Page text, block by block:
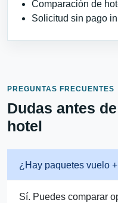
Comparación de
Solicitud sin pago
PREGUNTAS FRECUENTES
Dudas antes
hotel
¿Hay paquetes vuelo
Sí. Puedes comparar